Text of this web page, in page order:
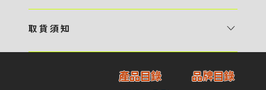
報價 貴客可透過電郵方式或 WhatsApp 平台提交定製資料，4AM 團
相關價目，貴客最終確認後將獲取正式完整單據，請安排繳付貨款訂金以
啟動貨品製作 4 / 商品印製 訂金核實後，4AM 團隊將隨即開始製作 5
・ Payme ・ 現金機入數 ・ 銀行櫃檯入數 ・ ATM自動櫃員機轉帳 ・
交易單據。如貴客欲更改電郵地址，請與 4AM 團隊聯絡 - 貴客的付款
記錄可透過電郵 或 WhatsApp平台（ 請註明訂單編號 ）交予4AM 團
取 貨 須 知
請與4AM團隊職員聯絡預約取貨時間｜​ ・ GoGoVan ｜即日完成配送
服務｜運費由貴客現金支付司機｜ ・ 順豐速運 ｜貨件運送需要多於2－
產品目錄 品牌目錄